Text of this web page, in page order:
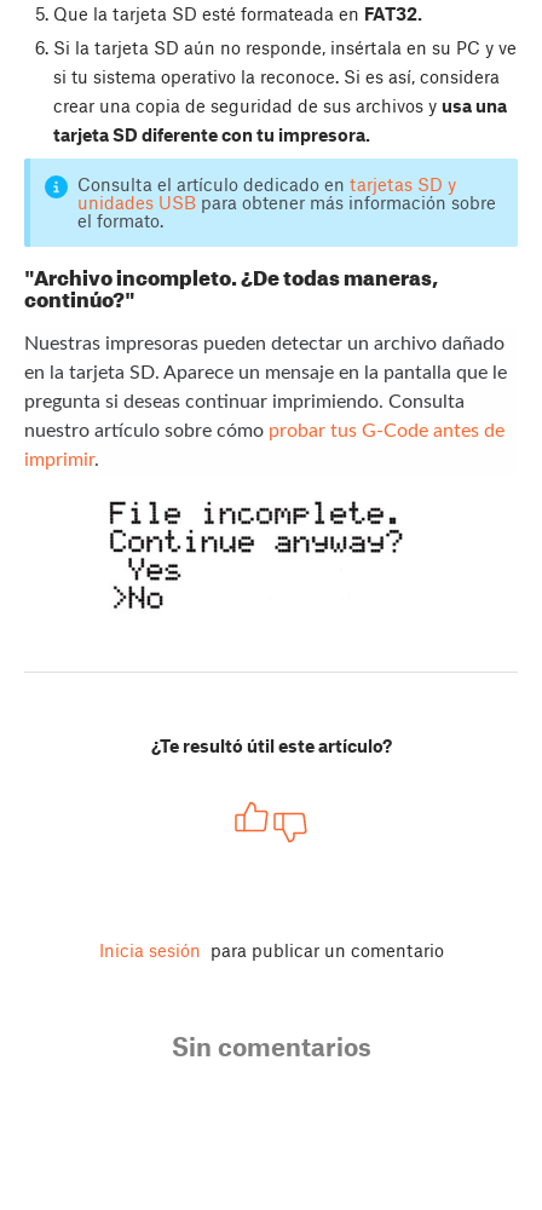
Que la tarjeta SD esté formateada en FAT32.
Si la tarjeta SD aún no responde, insértala en su PC y ve
si tu sistema operativo la reconoce. Si es así, considera
crear una copia de seguridad de sus archivos y usa una
tarjeta SD diferente con tu impresora.
Consulta el artículo dedicado en tarjetas SD y
unidades USBpara obtener más información sobre
el formato.
"Archivo incompleto. ¿De todas maneras,
continúo?"
Nuestras impresoras pueden detectar un archivo dañado
en la tarjeta SD. Aparece un mensaje en la pantalla que le
pregunta si deseas continuar imprimiendo. Consulta
nuestro artículo sobre cómo probar tus G-Code antes de
imprimir.
¿Te resultó útil este artículo?
Inicia sesión para publicar un comentario
Sin comentarios